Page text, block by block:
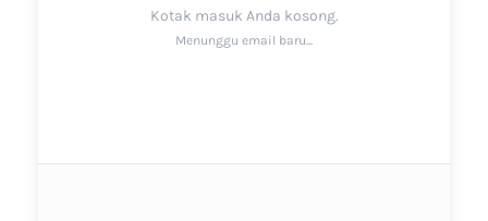
Kotak masuk Anda kosong.
Menunggu email baru...